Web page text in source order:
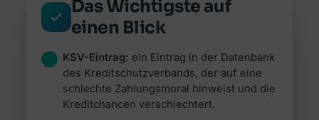
Zur Übersicht Finanzierung →
Jetzt vergleichen →
Zur Übersicht Versicherung →
Zur Übersicht Investment →
Beiträge rund um Finanzierung, Versicherung &
Anlegen.
Zum Ratgeber →
Zur Übersicht Ratgeber →
Das Wichtigste auf
einen Blick
KSV-Eintrag: ein Eintrag in der Datenbank
des Kreditschutzverbands, der auf eine
schlechte Zahlungsmoral hinweist und die
Kreditchancen verschlechtert.